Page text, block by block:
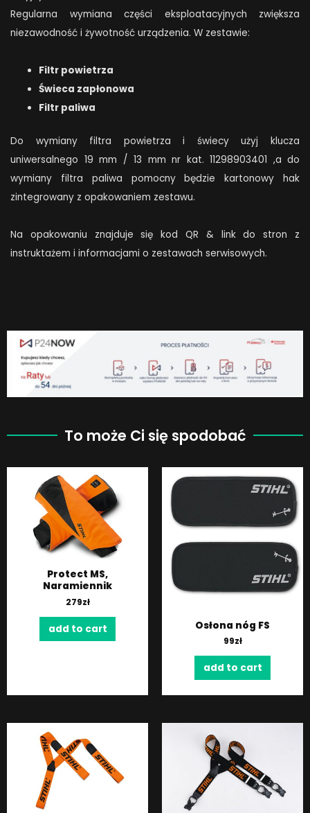
Regularna wymiana części eksploatacyjnych zwiększa
niezawodność i żywotność urządzenia. W zestawie:
Filtr powietrza
Świeca zapłonowa
Filtr paliwa
Do wymiany filtra powietrza i świecy użyj klucza
uniwersalnego 19 mm / 13 mm nr kat. 11298903401 ,a do
wymiany filtra paliwa pomocny będzie kartonowy hak
zintegrowany z opakowaniem zestawu.
Na opakowaniu znajduje się kod QR & link do stron z
instruktażem i informacjami o zestawach serwisowych.
To może Ci się spodobać
Protect MS,
Naramiennik
279zł
add to cart Osłona nóg FS
99zł
add to cart